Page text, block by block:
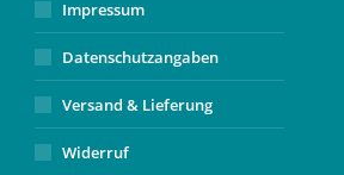
Impressum
Datenschutzangaben
Versand & Lieferung
Widerruf